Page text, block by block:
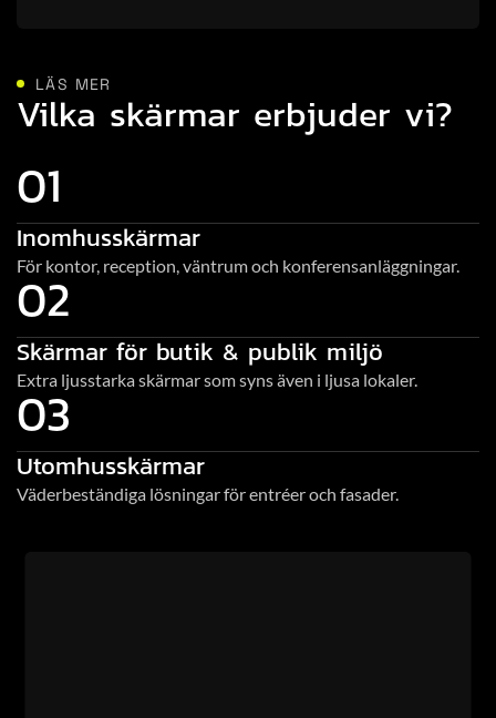
LÄS MER
Vilka skärmar erbjuder vi?
01
Inomhusskärmar
För kontor, reception, väntrum och konferensanläggningar.
02
Skärmar för butik & publik miljö
Extra ljusstarka skärmar som syns även i ljusa lokaler.
03
Utomhusskärmar
Väderbeständiga lösningar för entréer och fasader.